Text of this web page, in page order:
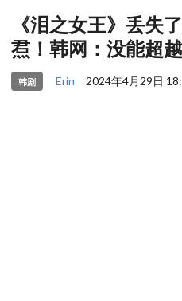
《泪之女王》丢失
焄！韩网：没能超
韩剧 Erin 2024年4月29日